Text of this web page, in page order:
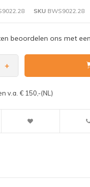
SKU BWS9022.28
beoordelen ons met een
+
v.a. € 150,-(NL)